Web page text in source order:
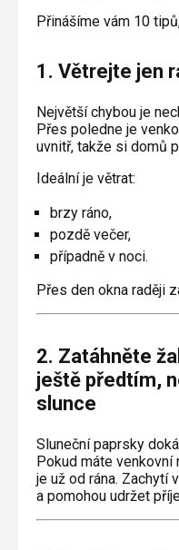
Přinášíme vám 10
1. Větrejte jen
Největší chybou je
Přes poledne je
uvnitř, takže si domů
Ideální je větrat:
brzy ráno,
pozdě večer,
případně v noci.
Přes den okna raději
2. Zatáhněte
ještě předtím,
slunce
Sluneční paprsky
Pokud máte
je už od rána. Zachytí
a pomohou udržet